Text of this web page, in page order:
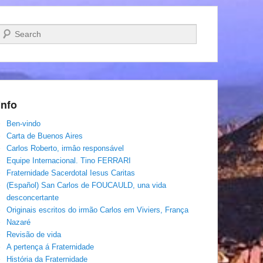
Pesquisar…
Ben-vindo
Carta de Buenos Aires
Carlos Roberto, irmâo responsável
Equipe Internacional. Tino FERRARI
Fraternidade Sacerdotal Iesus Caritas
(Español) San Carlos de FOUCAULD, una vida
desconcertante
Originais escritos do irmão Carlos em Viviers, França
Nazaré
Revisão de vida
A pertença á Fraternidade
História da Fraternidade